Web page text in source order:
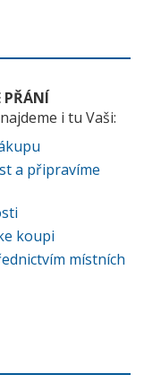
PŘÁNÍ
i tu Vaši:
a připravíme
koupi
místních